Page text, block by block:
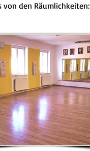
von den Räumlichkeiten: